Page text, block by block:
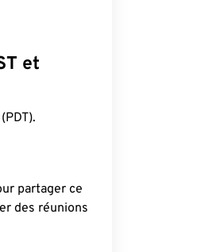
et
partager ce
des réunions